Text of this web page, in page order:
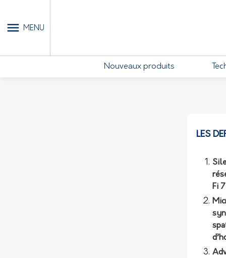
MENU
Nouveaux produits
LES
Fi